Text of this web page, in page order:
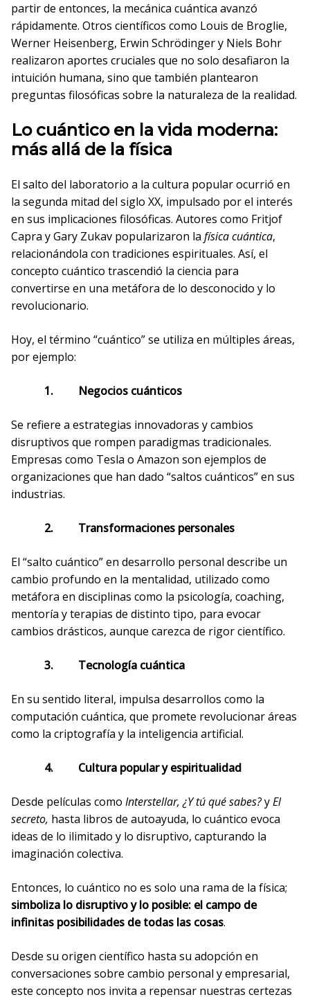
partir de entonces, la mecánica cuántica avanzó
rápidamente. Otros científicos como Louis de Broglie,
Werner Heisenberg, Erwin Schrödinger y Niels Bohr
realizaron aportes cruciales que no solo desafiaron la
intuición humana, sino que también plantearon
preguntas filosóficas sobre la naturaleza de la realidad.
Lo cuántico en la vida moderna:
más allá de la física
El salto del laboratorio a la cultura popular ocurrió en
la segunda mitad del siglo XX, impulsado por el interés
en sus implicaciones filosóficas. Autores como Fritjof
Capra y Gary Zukav popularizaron la física cuántica,
relacionándola con tradiciones espirituales. Así, el
concepto cuántico trascendió la ciencia para
convertirse en una metáfora de lo desconocido y lo
revolucionario.
Hoy, el término “cuántico” se utiliza en múltiples áreas,
por ejemplo:
1. Negocios cuánticos
Se refiere a estrategias innovadoras y cambios
disruptivos que rompen paradigmas tradicionales.
Empresas como Tesla o Amazon son ejemplos de
organizaciones que han dado “saltos cuánticos” en sus
industrias.
2. Transformaciones personales
El “salto cuántico” en desarrollo personal describe un
cambio profundo en la mentalidad, utilizado como
metáfora en disciplinas como la psicología, coaching,
mentoría y terapias de distinto tipo, para evocar
cambios drásticos, aunque carezca de rigor científico.
3. Tecnología cuántica
En su sentido literal, impulsa desarrollos como la
computación cuántica, que promete revolucionar áreas
como la criptografía y la inteligencia artificial.
4. Cultura popular y espiritualidad
Desde películas como Interstellar, ¿Y tú qué sabes?yEl
secreto, hasta libros de autoayuda, lo cuántico evoca
ideas de lo ilimitado y lo disruptivo, capturando la
imaginación colectiva.
Entonces, lo cuántico no es solo una rama de la física;
simboliza lo disruptivo y lo posible: el campo de
infinitas posibilidades de todas las cosas.
Desde su origen científico hasta su adopción en
conversaciones sobre cambio personal y empresarial,
este concepto nos invita a repensar nuestras certezas